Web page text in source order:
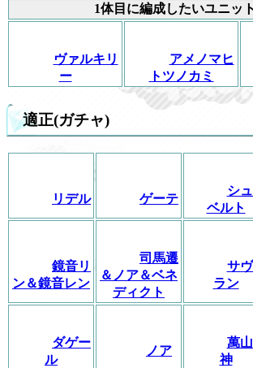
1体目に編成したいユニッ
ヴァルキリ
ー
アメノマヒ
トツノカミ
適正(ガチャ)
リデル ゲーテ
シ
ベルト
鏡音リ
ン＆鏡音レン
司馬遷
＆ノア＆ベネ
ディクト
サ
ラン
ダゲー
ル
ノア
萬
神